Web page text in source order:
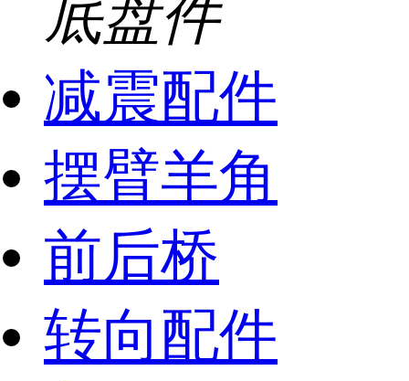
底盘件
减震配件
摆臂羊角
前后桥
转向配件